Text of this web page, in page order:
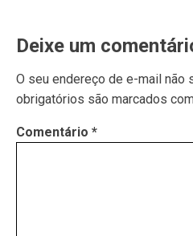
Deixe um
O seu endereço de e-mail não
obrigatórios são marcados
Comentário *